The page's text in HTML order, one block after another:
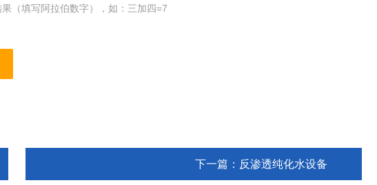
（填写阿拉伯数字），如：三加四=7
下一篇： 反渗透纯化水设备